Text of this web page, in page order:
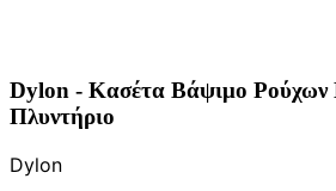
Dylon - Κασέτα Βάψιμο Ρούχων
Πλυντήριο
Dylon